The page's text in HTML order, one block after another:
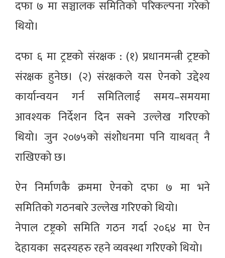
दफा ७ मा सञ्चालक समितिको परिकल्पना गरेको
थियो।
दफा ६ मा ट्रष्टको संरक्षक : (१) प्रधानमन्त्री ट्रष्टको
संरक्षक हुनेछ। (२) संरक्षकले यस ऐनको उद्देश्य
कार्यान्वयन गर्न समितिलाई समय–समयमा
आवश्यक निर्देशन दिन सक्ने उल्लेख गरिएको
थियो। जुन २०७५को संशोेधनमा पनि याथवत् नै
राखिएको छ।
ऐन निर्माणकै क्रममा ऐनको दफा ७ मा भने
समितिको गठनबारे उल्लेख गरिएको थियो।
नेपाल टष्ट्रको समिति गठन गर्दा २०६४ मा ऐन
देहायका सदस्यहरु रहने व्यवस्था गरिएको थियो।